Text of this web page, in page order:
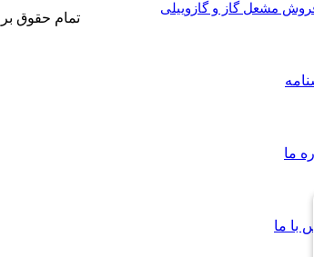
مشعل گاز و گازوییلی
ما
با ما
تمام حقوق